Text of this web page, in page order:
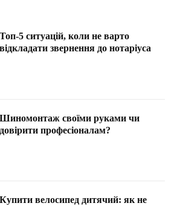
Топ-5 ситуацій, коли не варто
відкладати звернення до нотаріуса
Шиномонтаж своїми руками чи
довірити професіоналам?
Купити велосипед дитячий: як не